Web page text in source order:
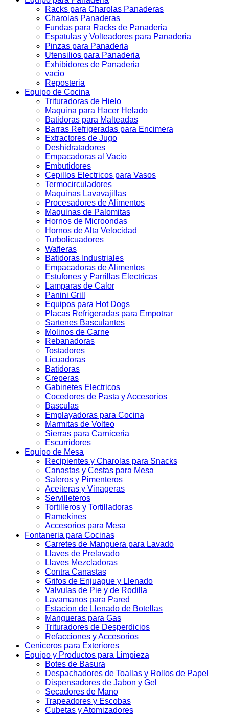
Racks para Charolas Panaderas
Charolas Panaderas
Fundas para Racks de Panaderia
Espatulas y Volteadores para Panaderia
Pinzas para Panaderia
Utensilios para Panaderia
Exhibidores de Panaderia
vacio
Reposteria
Equipo de Cocina
Trituradoras de Hielo
Maquina para Hacer Helado
Batidoras para Malteadas
Barras Refrigeradas para Encimera
Extractores de Jugo
Deshidratadores
Empacadoras al Vacio
Embutidores
Cepillos Electricos para Vasos
Termocirculadores
Maquinas Lavavajillas
Procesadores de Alimentos
Maquinas de Palomitas
Hornos de Microondas
Hornos de Alta Velocidad
Turbolicuadores
Wafleras
Batidoras Industriales
Empacadoras de Alimentos
Estufones y Parrillas Electricas
Lamparas de Calor
Panini Grill
Equipos para Hot Dogs
Placas Refrigeradas para Empotrar
Sartenes Basculantes
Molinos de Carne
Rebanadoras
Tostadores
Licuadoras
Batidoras
Creperas
Gabinetes Electricos
Cocedores de Pasta y Accesorios
Basculas
Emplayadoras para Cocina
Marmitas de Volteo
Sierras para Carniceria
Escurridores
Equipo de Mesa
Recipientes y Charolas para Snacks
Canastas y Cestas para Mesa
Saleros y Pimenteros
Aceiteras y Vinageras
Servilleteros
Tortilleros y Tortilladoras
Ramekines
Accesorios para Mesa
Fontaneria para Cocinas
Carretes de Manguera para Lavado
Llaves de Prelavado
Llaves Mezcladoras
Contra Canastas
Grifos de Enjuague y Llenado
Valvulas de Pie y de Rodilla
Lavamanos para Pared
Estacion de Llenado de Botellas
Mangueras para Gas
Trituradores de Desperdicios
Refacciones y Accesorios
Ceniceros para Exteriores
Equipo y Productos para Limpieza
Botes de Basura
Despachadores de Toallas y Rollos de Papel
Dispensadores de Jabon y Gel
Secadores de Mano
Trapeadores y Escobas
Cubetas y Atomizadores